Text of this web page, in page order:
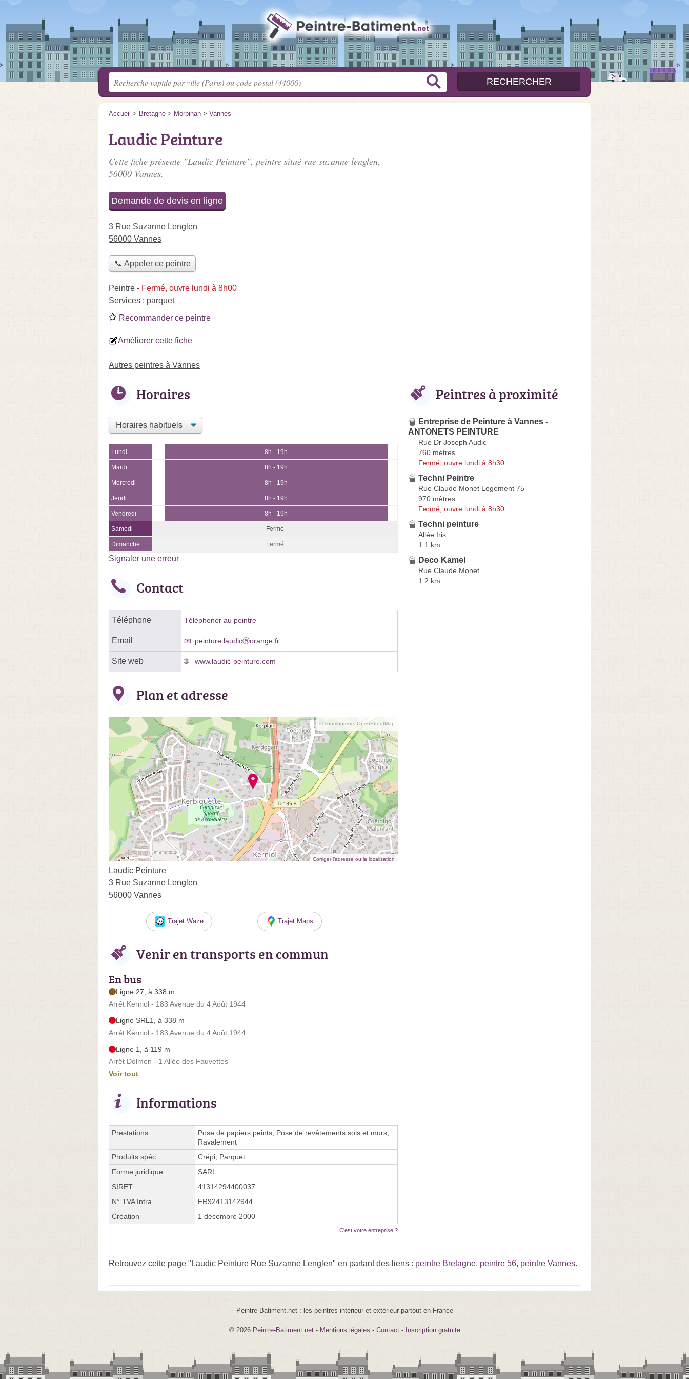
Accueil > Bretagne > Morbihan > Vannes
Laudic Peinture
Cette fiche présente "Laudic Peinture", peintre situé rue suzanne lenglen,
56000 Vannes.
Demande de devis en ligne
3 Rue Suzanne Lenglen
56000 Vannes
📞 Appeler ce peintre
Peintre - Fermé, ouvre lundi à 8h00
Services : parquet
Recommander ce peintre
Améliorer cette fiche
Autres peintres à Vannes
Horaires
Lundi 8h - 19h
Mardi 8h - 19h
Mercredi 8h - 19h
Jeudi 8h - 19h
Vendredi 8h - 19h
Samedi Fermé
Dimanche Fermé
Signaler une erreur
Contact
Téléphone Téléphoner au peintre
Email peinture.laudicⓐorange.fr
Site web www.laudic-peinture.com
Plan et adresse
© contributeurs OpenStreetMap
Corriger l’adresse ou la localisation
Laudic Peinture
3 Rue Suzanne Lenglen
56000 Vannes
Trajet Waze Trajet Maps
Venir en transports en commun
En bus
Ligne 27, à 338 m
Arrêt Kerniol - 183 Avenue du 4 Août 1944
Ligne SRL1, à 338 m
Arrêt Kerniol - 183 Avenue du 4 Août 1944
Ligne 1, à 119 m
Arrêt Dolmen - 1 Allée des Fauvettes
Voir tout
Informations
Prestations
Pose de papiers peints, Pose de revêtements sols et murs,
Ravalement
Produits spéc.
Crépi, Parquet
Forme juridique
SARL
SIRET
41314294400037
N° TVA Intra.
FR92413142944
Création
1 décembre 2000
C'est votre entreprise ?
Peintres à proximité
Entreprise de Peinture à Vannes -
ANTONETS PEINTURE
Rue Dr Joseph Audic
760 mètres
Fermé, ouvre lundi à 8h30
Techni Peintre
Rue Claude Monet Logement 75
970 mètres
Fermé, ouvre lundi à 8h30
Techni peinture
Allée Iris
1.1 km
Deco Kamel
Rue Claude Monet
1.2 km
Retrouvez cette page "Laudic Peinture Rue Suzanne Lenglen" en partant des liens : peintre Bretagne, peintre 56, peintre Vannes.
Peintre-Batiment.net : les peintres intérieur et extérieur partout en France
© 2026 Peintre-Batiment.net - Mentions légales - Contact- Inscription gratuite